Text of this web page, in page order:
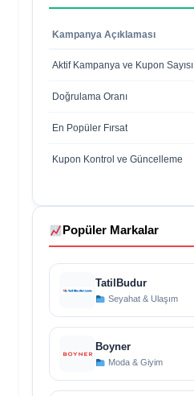
Kampanya Açıklaması
Aktif Kampanya ve Kupon Sayısı
Doğrulama Oranı
En Popüler Fırsat
Kupon Kontrol ve Güncelleme
Popüler Markalar
TatilBudur
Seyahat & Ulaşım
Boyner
Moda & Giyim